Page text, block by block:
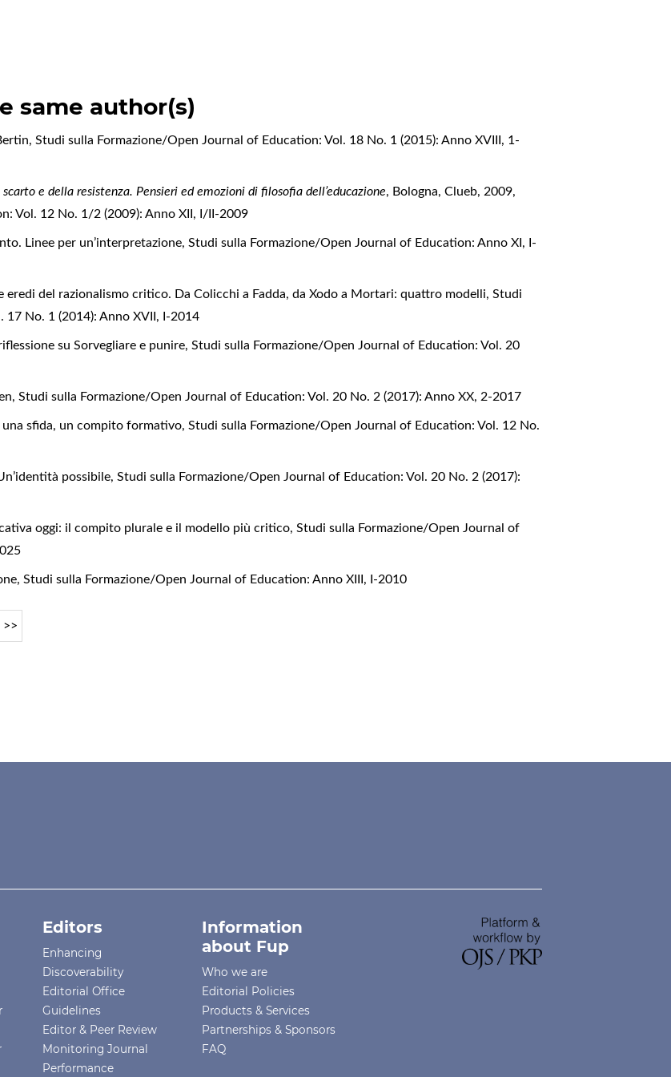
same author(s)
,Studi sulla Formazione/Open Journal of Education: Vol. 18 No. 1 (2015): Anno XVIII, 1-
e della resistenza. Pensieri ed emozioni di filosofia dell’educazione, Bologna, Clueb, 2009,
Vol. 12 No. 1/2 (2009): Anno XII, I/II-2009
Linee per un’interpretazione,Studi sulla Formazione/Open Journal of Education: Anno XI, I-
eredi del razionalismo critico. Da Colicchi a Fadda, da Xodo a Mortari: quattro modelli,Studi
No. 1 (2014): Anno XVII, I-2014
su Sorvegliare e punire,Studi sulla Formazione/Open Journal of Education: Vol. 20
,Studi sulla Formazione/Open Journal of Education: Vol. 20 No. 2 (2017): Anno XX, 2-2017
una sfida, un compito formativo,Studi sulla Formazione/Open Journal of Education: Vol. 12 No.
possibile,Studi sulla Formazione/Open Journal of Education: Vol. 20 No. 2 (2017):
oggi: il compito plurale e il modello più critico,Studi sulla Formazione/Open Journal of
,Studi sulla Formazione/Open Journal of Education: Anno XIII, I-2010
>>
Editors
Enhancing
Discoverability
Editorial Office
Guidelines
Editor & Peer Review
Monitoring Journal
Performance
Information
about Fup
Who we are
Editorial Policies
Products & Services
Partnerships & Sponsors
FAQ